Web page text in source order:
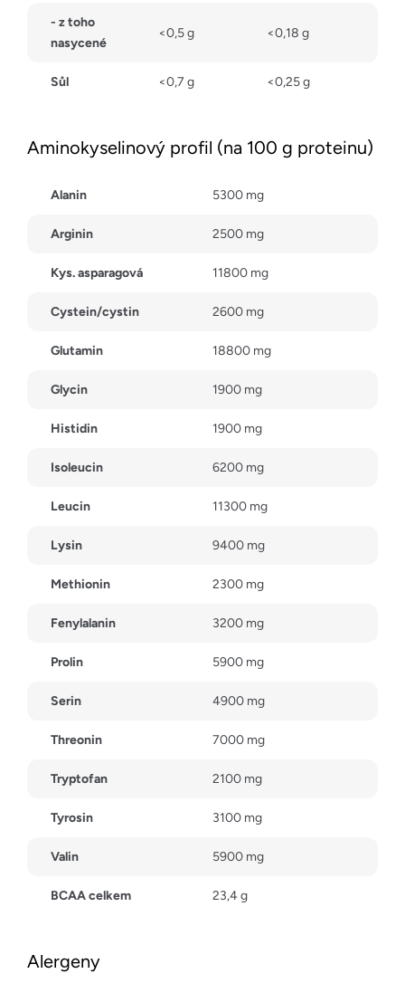
- z toho
nasycené
<0,5 g <0,18 g
Sůl <0,7 g <0,25 g
Aminokyselinový profil (na 100 g proteinu)
Alanin 5300 mg
Arginin 2500 mg
Kys. asparagová 11800 mg
Cystein/cystin 2600 mg
Glutamin 18800 mg
Glycin 1900 mg
Histidin 1900 mg
Isoleucin 6200 mg
Leucin 11300 mg
Lysin 9400 mg
Methionin 2300 mg
Fenylalanin 3200 mg
Prolin 5900 mg
Serin 4900 mg
Threonin 7000 mg
Tryptofan 2100 mg
Tyrosin 3100 mg
Valin 5900 mg
BCAA celkem 23,4 g
Alergeny